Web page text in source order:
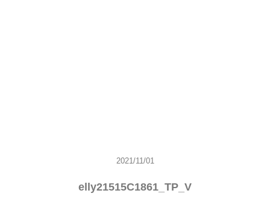
2021/11/01
elly21515C1861_TP_V